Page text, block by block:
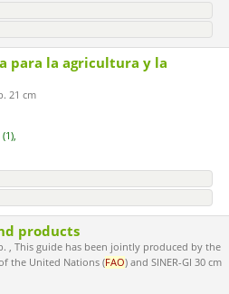
para la agricultura y la
21 cm
(1),
products
, This guide has been jointly produced by the
the United Nations (FAO) and SINER-GI 30 cm